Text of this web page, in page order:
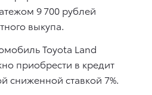
9 700 рублей
выкупа.
Toyota Land
приобрести в кредит
сниженной ставкой 7%.